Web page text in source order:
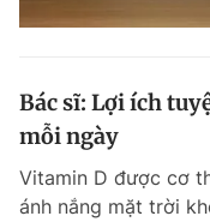
Bác sĩ: Lợi ích
mỗi ngày
Vitamin D được cơ
ánh nắng mặt trời